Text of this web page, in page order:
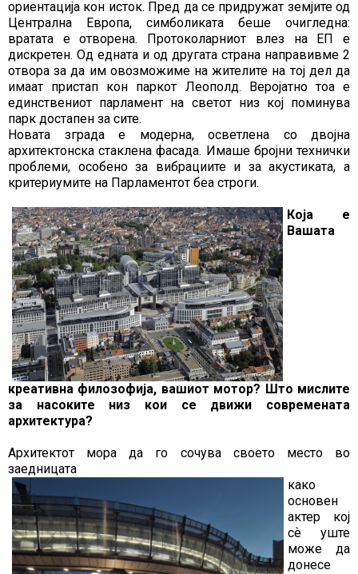
ориентација кон исток. Пред да се придружат земјите од
Централна Европа, симболиката беше очигледна:
вратата е отворена. Протоколарниот влез на ЕП е
дискретен. Од едната и од другата страна направивме 2
отвора за да им овозможиме на жителите на тој дел да
имаат пристап кон паркот Леополд. Веројатно тоа е
единствениот парламент на светот низ кој поминува
парк достапен за сите.
Новата зграда е модерна, осветлена со двојна
архитектонска стаклена фасада. Имаше бројни технички
проблеми, особено за вибрациите и за акустиката, а
критериумите на Парламентот беа строги.
Која е
Вашата
креативна филозофија, вашиот мотор? Што мислите
за насоките низ кои се движи современата
архитектура?
Архитектот мора да го сочува своето место во
заедницата
како
основен
актер кој
сѐ уште
може да
донесе